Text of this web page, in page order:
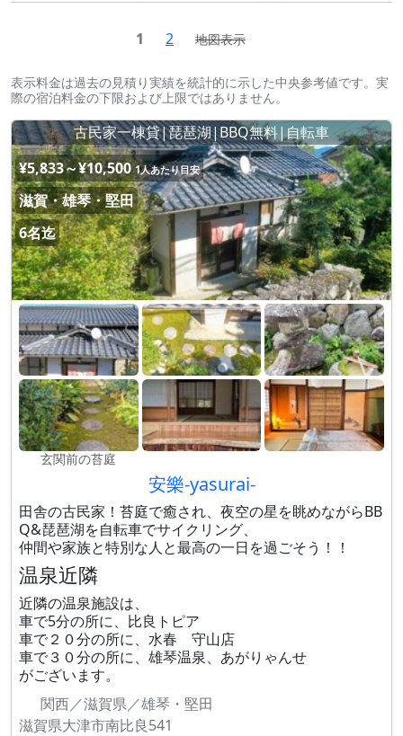
1 2 地図表示
表示料金は過去の見積り実績を統計的に示した中央参考値です。実
際の宿泊料金の下限および上限ではありません。
古民家一棟貸|琵琶湖|BBQ無料|自転車
¥5,833～¥10,500 1人あたり目安
滋賀・雄琴・堅田
6名迄
玄関前の苔庭
安樂-yasurai-
田舎の古民家！苔庭で癒され、夜空の星を眺めながらBB
Q&琵琶湖を自転車でサイクリング、
仲間や家族と特別な人と最高の一日を過ごそう！！
温泉近隣
近隣の温泉施設は、
車で5分の所に、比良トピア
車で２０分の所に、水春 守山店
車で３０分の所に、雄琴温泉、あがりゃんせ
がございます。
関西／滋賀県／雄琴・堅田
滋賀県大津市南比良541